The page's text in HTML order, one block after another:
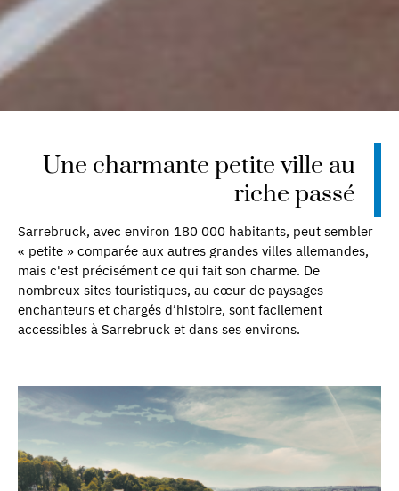
Une charmante petite ville au
riche passé
Sarrebruck, avec environ 180 000 habitants, peut sembler
« petite » comparée aux autres grandes villes allemandes,
mais c'est précisément ce qui fait son charme. De
nombreux sites touristiques, au cœur de paysages
enchanteurs et chargés d’histoire, sont facilement
accessibles à Sarrebruck et dans ses environs.